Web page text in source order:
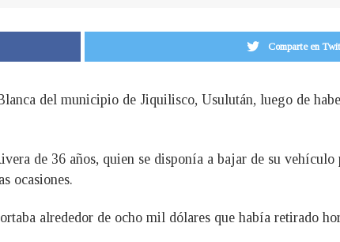
Comparte en
del municipio de Jiquilisco, Usulután, luego de
de 36 años, quien se disponía a bajar de su vehículo
ocasiones.
alrededor de ocho mil dólares que había retirado